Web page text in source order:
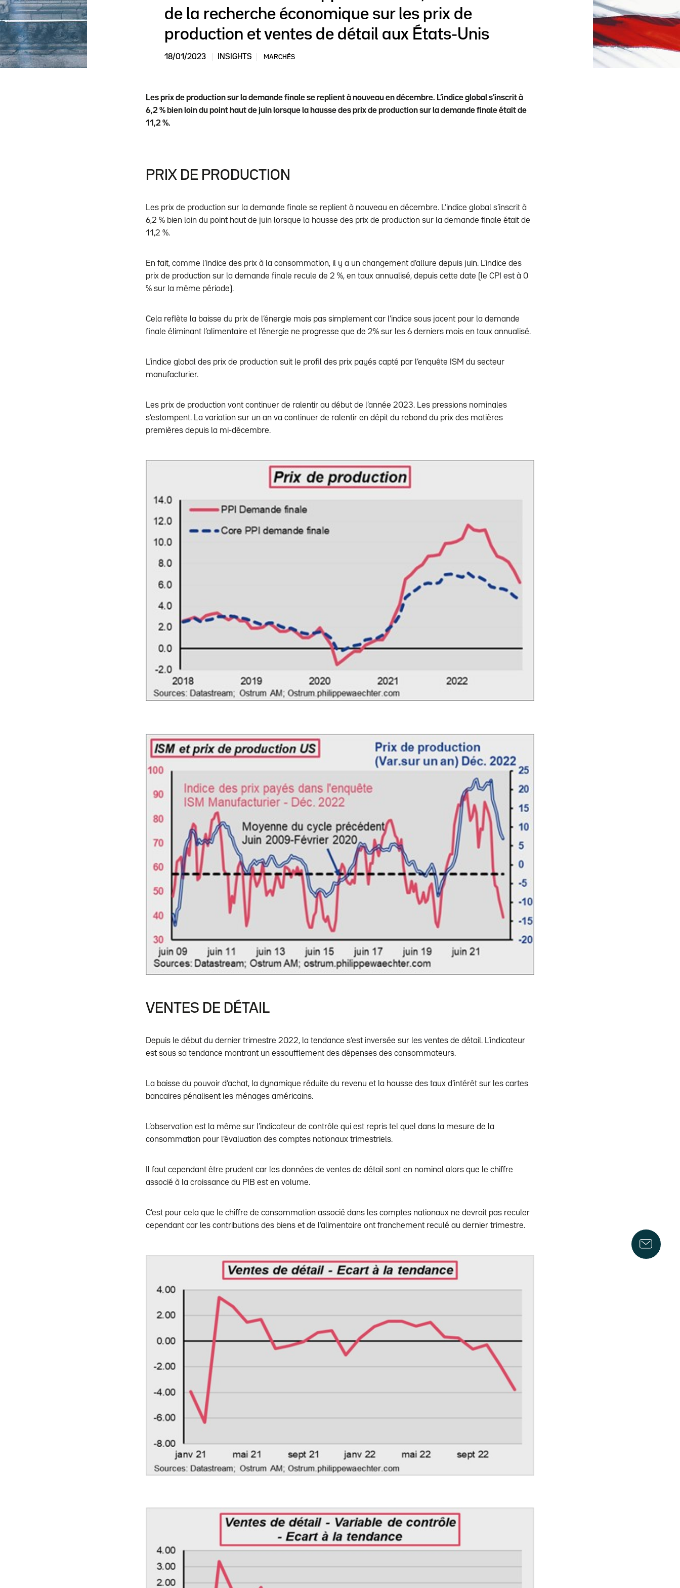
de la recherche économique sur les prix de
production et ventes de détail aux États-Unis
18/01/2023 INSIGHTS MARCHÉS
Les prix de production sur la demande finale se replient à nouveau en décembre. L’indice global s’inscrit à
6,2 % bien loin du point haut de juin lorsque la hausse des prix de production sur la demande finale était de
11,2 %.
PRIX DE PRODUCTION
Les prix de production sur la demande finale se replient à nouveau en décembre. L’indice global s’inscrit à
6,2 % bien loin du point haut de juin lorsque la hausse des prix de production sur la demande finale était de
11,2 %.
En fait, comme l’indice des prix à la consommation, il y a un changement d’allure depuis juin. L’indice des
prix de production sur la demande finale recule de 2 %, en taux annualisé, depuis cette date (le CPI est à 0
% sur la même période).
Cela reflète la baisse du prix de l’énergie mais pas simplement car l’indice sous jacent pour la demande
finale éliminant l’alimentaire et l’énergie ne progresse que de 2% sur les 6 derniers mois en taux annualisé.
L’indice global des prix de production suit le profil des prix payés capté par l’enquête ISM du secteur
manufacturier.
Les prix de production vont continuer de ralentir au début de l’année 2023. Les pressions nominales
s’estompent. La variation sur un an va continuer de ralentir en dépit du rebond du prix des matières
premières depuis la mi-décembre.
VENTES DE DÉTAIL
Depuis le début du dernier trimestre 2022, la tendance s’est inversée sur les ventes de détail. L’indicateur
est sous sa tendance montrant un essoufflement des dépenses des consommateurs.
La baisse du pouvoir d’achat, la dynamique réduite du revenu et la hausse des taux d’intérêt sur les cartes
bancaires pénalisent les ménages américains.
L’observation est la même sur l’indicateur de contrôle qui est repris tel quel dans la mesure de la
consommation pour l’évaluation des comptes nationaux trimestriels.
Il faut cependant être prudent car les données de ventes de détail sont en nominal alors que le chiffre
associé à la croissance du PIB est en volume.
C’est pour cela que le chiffre de consommation associé dans les comptes nationaux ne devrait pas reculer
cependant car les contributions des biens et de l’alimentaire ont franchement reculé au dernier trimestre.